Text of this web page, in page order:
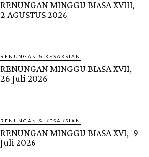
RENUNGAN MINGGU BIASA XVIII,
2 AGUSTUS 2026
RENUNGAN & KESAKSIAN
RENUNGAN MINGGU BIASA XVII,
26 Juli 2026
RENUNGAN & KESAKSIAN
RENUNGAN MINGGU BIASA XVI, 19
Juli 2026